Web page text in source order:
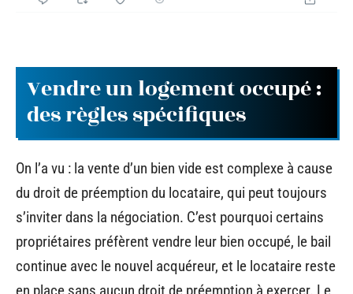
Vendre un logement occupé :
des règles spécifiques
On l’a vu : la vente d’un bien vide est complexe à cause
du droit de préemption du locataire, qui peut toujours
s’inviter dans la négociation. C’est pourquoi certains
propriétaires préfèrent vendre leur bien occupé, le bail
continue avec le nouvel acquéreur, et le locataire reste
en place sans aucun droit de préemption à exercer. Le